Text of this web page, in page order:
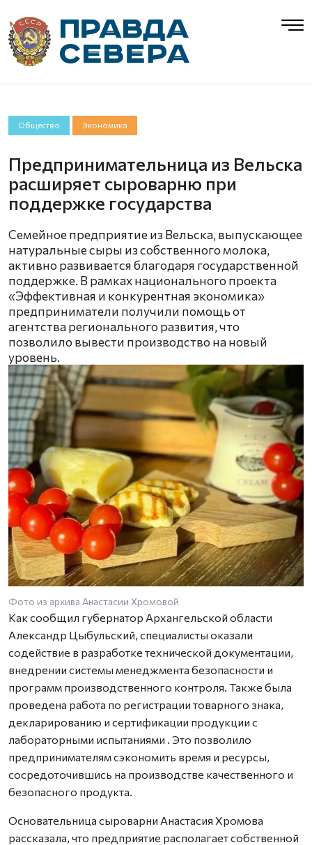
Общество Экономика
Предпринимательница из Вельска
расширяет сыроварню при
поддержке государства
Семейное предприятие из Вельска, выпускающее
натуральные сыры из собственного молока,
активно развивается благодаря государственной
поддержке. В рамках национального проекта
«Эффективная и конкурентная экономика»
предприниматели получили помощь от
агентства регионального развития, что
позволило вывести производство на новый
уровень.
Фото из архива Анастасии Хромовой
Как сообщил губернатор Архангельской области
Александр Цыбульский, специалисты оказали
содействие в разработке технической документации,
внедрении системы менеджмента безопасности и
программ производственного контроля. Также была
проведена работа по регистрации товарного знака,
декларированию и сертификации продукции с
лабораторными испытаниями . Это позволило
предпринимателям сэкономить время и ресурсы,
сосредоточившись на производстве качественного и
безопасного продукта.
Основательница сыроварни Анастасия Хромова
рассказала, что предприятие располагает собственной